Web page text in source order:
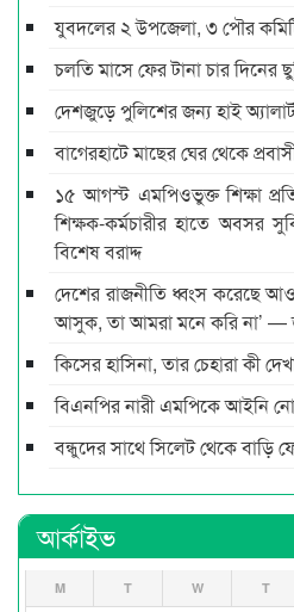
যুবদলের ২ উপজেলা, ৩ পৌর
চলতি মাসে ফের টানা চার দিনের
দেশজুড়ে পুলিশের জন্য হাই
বাগেরহাটে মাছের ঘের থেকে
১৫ আগস্ট এমপিওভুক্ত শিক্ষা
শিক্ষক-কর্মচারীর হাতে অবসর
বিশেষ বরাদ্দ
দেশের রাজনীতি ধ্বংস করেছে
আসুক, তা আমরা মনে করি না’ —
কিসের হাসিনা, তার চেহারা কী দেখা
বিএনপির নারী এমপিকে আইনি
বন্ধুদের সাথে সিলেট থেকে বাড়ি
আর্কাইভ
M T W T